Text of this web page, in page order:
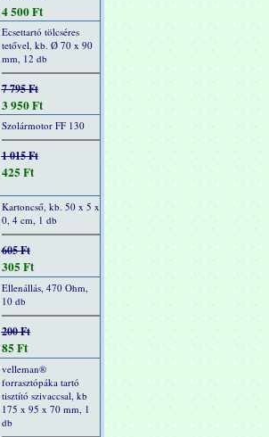
4 500 Ft
Ecsettartó tölcséres
tetővel, kb. Ø 70 x 90
mm, 12 db
7 795 Ft
3 950 Ft
Szolármotor FF 130
1 015 Ft
425 Ft
Kartoncső, kb. 50 x 5 x
0, 4 cm, 1 db
605 Ft
305 Ft
Ellenállás, 470 Ohm,
10 db
200 Ft
85 Ft
velleman®
forrasztópáka tartó
tisztító szivaccsal, kb
175 x 95 x 70 mm, 1
db